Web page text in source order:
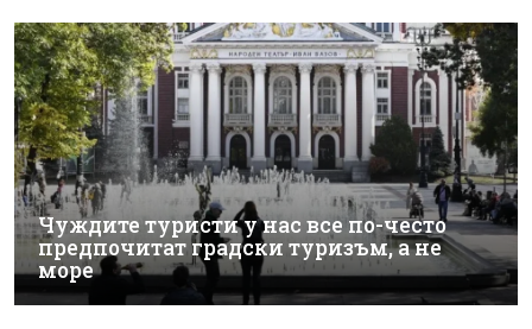
Чуждите туристи у нас все по-често
предпочитат градски туризъм, а не
море